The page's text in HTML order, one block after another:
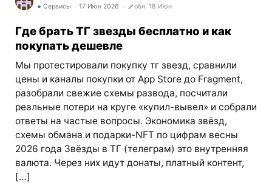
Сервисы 17 Июн 2026 обн. 18 Июн
Где брать ТГ звезды бесплатно и как
покупать дешевле
Мы протестировали покупку тг звезд, сравнили
цены и каналы покупки от App Store до Fragment,
разобрали свежие схемы развода, посчитали
реальные потери на круге «купил-вывел» и собрали
ответы на частые вопросы. Экономика звёзд,
схемы обмана и подарки-NFT по цифрам весны
2026 года Звёзды в ТГ (телеграм) это внутренняя
валюта. Через них идут донаты, платный контент,
[…]